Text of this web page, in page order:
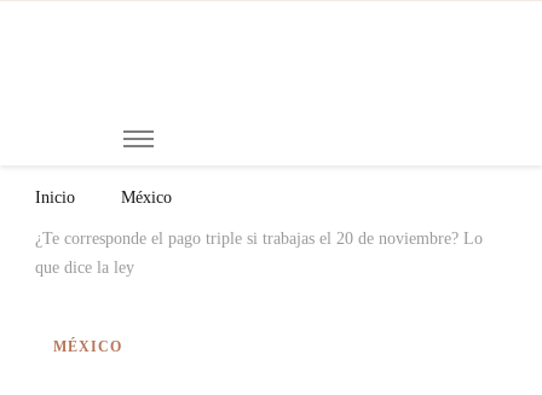
Inicio México
¿Te corresponde el pago triple si trabajas el 20 de noviembre? Lo
que dice la ley
MÉXICO